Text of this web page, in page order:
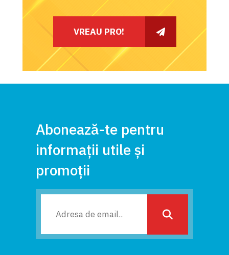
VREAU PRO!
Abonează-te pentru
informații utile și
promoții